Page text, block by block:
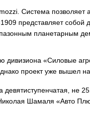
Система позволяет
представляет собой
планетарным
дивизиона «Силовые
проект уже вышел
не
Шамаля «Авто